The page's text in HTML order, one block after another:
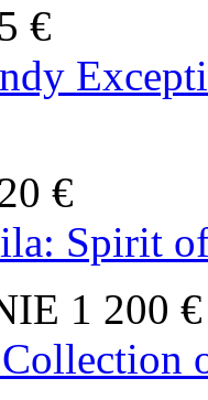
€
€
Spirit
1 200 €